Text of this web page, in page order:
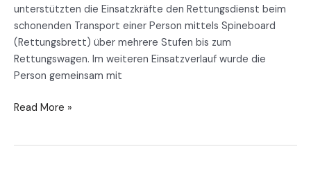
unterstützten die Einsatzkräfte den Rettungsdienst beim
schonenden Transport einer Person mittels Spineboard
(Rettungsbrett) über mehrere Stufen bis zum
Rettungswagen. Im weiteren Einsatzverlauf wurde die
Person gemeinsam mit
Read More »